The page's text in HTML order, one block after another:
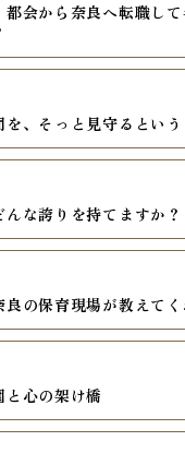
都会から奈良へ転職し
、そっと見守るという
な誇りを持てますか？
の保育現場が教えてく
心の架け橋